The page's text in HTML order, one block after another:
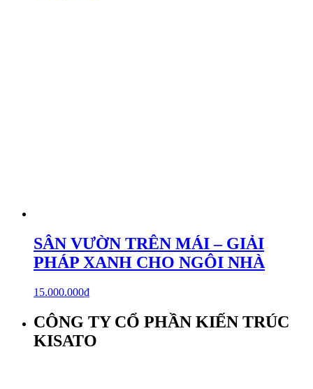
SÂN VƯỜN TRÊN MÁI – GIẢI
PHÁP XANH CHO NGÔI NHÀ
15.000.000₫
CÔNG TY CỔ PHẦN KIẾN TRÚC
KISATO